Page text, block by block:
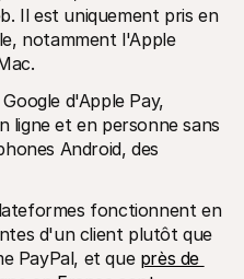
Il est uniquement pris en
notamment l'Apple
d'Apple Pay,
ligne et en personne sans
Android, des
fonctionnent en
d'un client plutôt que
PayPal, et que près de